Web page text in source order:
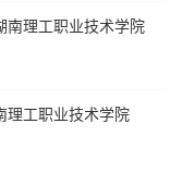
南理工职业技术学院
理工职业技术学院